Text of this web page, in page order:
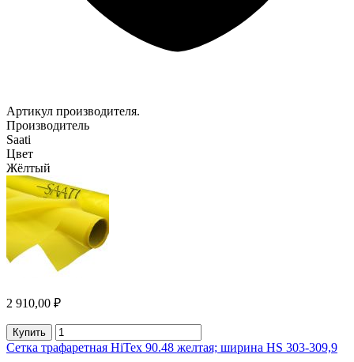
Артикул производителя.
Производитель
Saati
Цвет
Жёлтый
2 910,00 ₽
Купить
Сетка трафаретная HiTex 90.48 желтая; ширина HS 303-309,9